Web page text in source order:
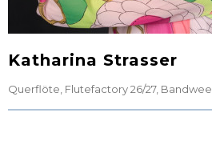
Katharina Strasser
Querflöte Flutefactory 26/27,